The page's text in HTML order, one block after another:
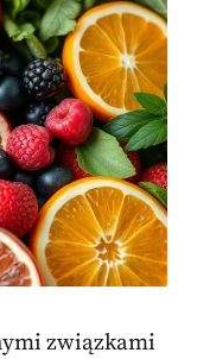
związkami